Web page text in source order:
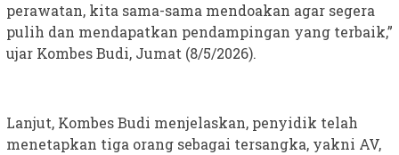
perawatan, kita sama-sama mendoakan agar segera
pulih dan mendapatkan pendampingan yang terbaik,”
ujar Kombes Budi, Jumat (8/5/2026).
Lanjut, Kombes Budi menjelaskan, penyidik telah
menetapkan tiga orang sebagai tersangka, yakni AV,